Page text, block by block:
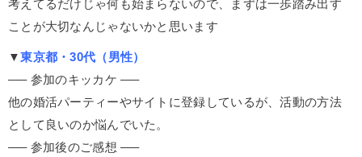
考えてるだけじゃ何も始まらないので、まずは一歩踏み出す
ことが大切なんじゃないかと思います
▼東京都・30代（男性）
—– 参加のキッカケ —–
他の婚活パーティーやサイトに登録しているが、活動の方法
として良いのか悩んでいた。
—– 参加後のご感想 —–